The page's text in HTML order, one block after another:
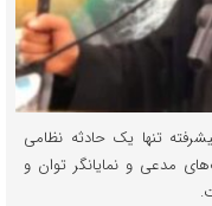
تنها یک حادثه نظامی
مدعی و نمایانگر توان و